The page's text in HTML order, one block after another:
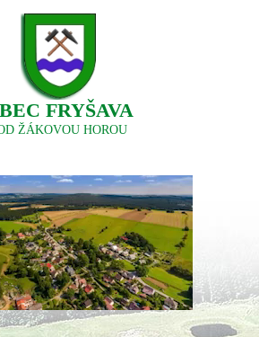
FRYŠAVA
ŽÁKOVOU HOROU